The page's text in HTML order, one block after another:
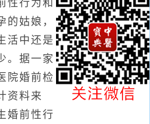
行为和
的姑娘，
活中还是
。据一家
院婚前检
资料来
婚前性行